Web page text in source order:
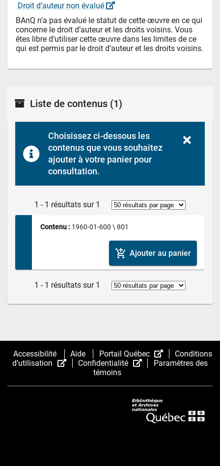
Droit d’auteur non évalué
BAnQ n’a pas évalué le statut de cette œuvre en ce qui
concerne le droit d’auteur et les droits voisins. Vous
êtes libre d’utiliser cette œuvre dans les limites de ce
qui est permis par le droit d’auteur et les droits voisins.
Liste de contenus (1)
Choisissez ci-dessous les
contenus que vous souhaitez
ajouter à votre panier pour
consultation.
1 - 1 résultats sur 1
Contenu : 1960-01-600 \ 801
add_shopping_cart Ajouter au panier
1 - 1 résultats sur 1
Accessibilité Aide Portail Québec
(Cet
hyperlien
nouvelle
fenêtre.)
Conditions
d’utilisation
(Cet
hyperlien
Confidentialité
(Cet
une
nouvelle
fenêtre.)
Paramètres des
témoins